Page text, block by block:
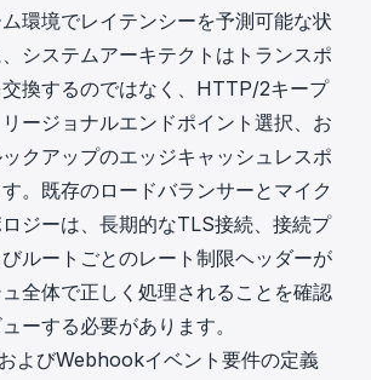
環境でレイテンシーを予測可能な状
システムアーキテクトはトランスポ
換するのではなく、HTTP/2キープ
ージョナルエンドポイント選択、お
クアップのエッジキャッシュレスポ
。既存のロードバランサーとマイク
ジーは、長期的なTLS接続、接続プ
ルートごとのレート制限ヘッダーが
全体で正しく処理されることを確認
ーする必要があります。
よびWebhookイベント要件の定義